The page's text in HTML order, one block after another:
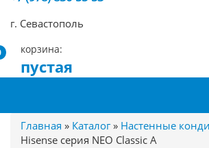
г. Севастополь
корзина:
пустая
Главная » Каталог» Настенные
Hisense серия NEO Classic A